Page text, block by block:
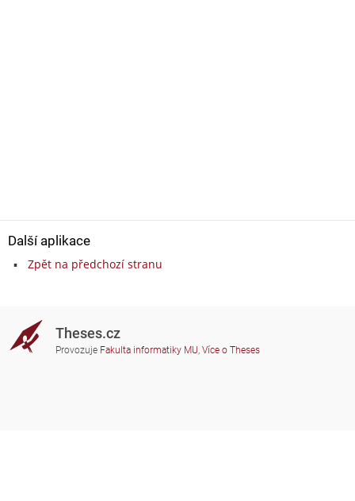
Další aplikace
Zpět na předchozí stranu
Theses.cz
Provozuje Fakulta informatiky MU, Více o Theses